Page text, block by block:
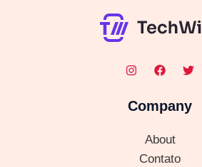
Company
About
Contato